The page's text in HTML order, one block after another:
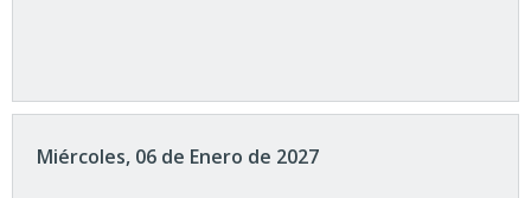
Miércoles, 06 de Enero de 2027